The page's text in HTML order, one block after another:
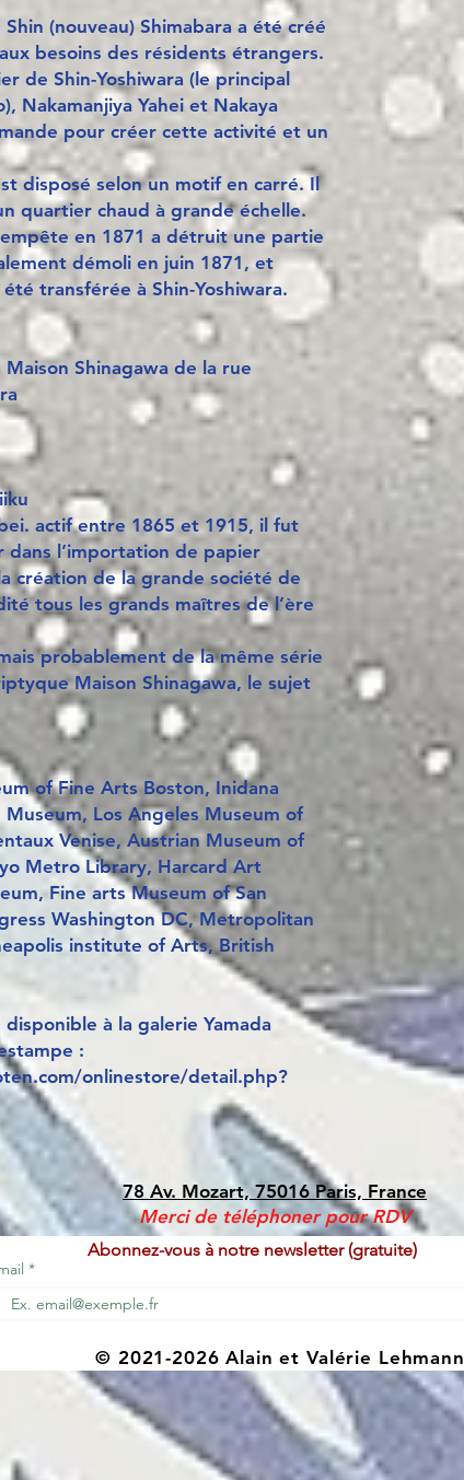
(nouveau) Shimabara a été créé
besoins des résidents étrangers.
de Shin-Yoshiwara (le principal
Nakamanjiya Yahei et Nakaya
pour créer cette activité et un
disposé selon un motif en carré. Il
quartier chaud à grande échelle.
en 1871 a détruit une partie
démoli en juin 1871, et
été transférée à Shin-Yoshiwara.
Shinagawa de la rue
actif entre 1865 et 1915, il fut
l’importation de papier
création de la grande société de
tous les grands maîtres de l’ère
probablement de la même série
Maison Shinagawa, le sujet
of Fine Arts Boston, Inidana
Los Angeles Museum of
Venise, Austrian Museum of
Metro Library, Harcard Art
Fine arts Museum of San
Washington DC, Metropolitan
institute of Arts, British
à la galerie Yamada
:
onlinestore/detail.php?
78 Av. Mozart, 75016 Paris, France
Merci de téléphoner pour RDV
Abonnez-vous à notre newsletter (gratuite)
© 2021-2026 Alain et Valérie Lehmann